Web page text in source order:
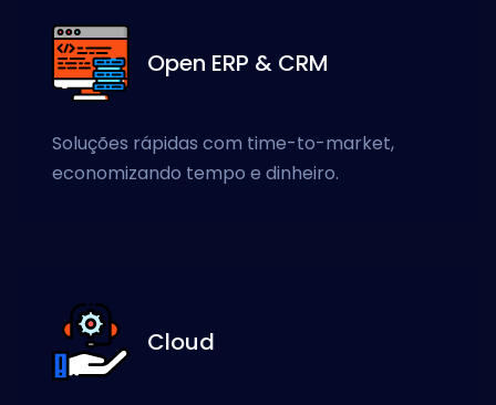
Open ERP & CRM
Soluções rápidas com time-to-market,
economizando tempo e dinheiro.
Cloud